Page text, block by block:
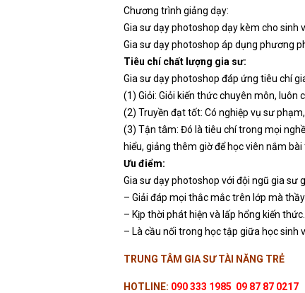
Chương trình giảng dạy:
Gia sư dạy photoshop dạy kèm cho sinh
Gia sư dạy photoshop áp dụng phương
Tiêu chí chất lượng gia sư:
Gia sư dạy photoshop đáp ứng tiêu chí
(1) Giỏi: Giỏi kiến thức chuyên môn,
(2) Truyền đạt tốt: Có nghiệp vụ sư
(3) Tận tâm: Đó là tiêu chí trong mọi
hiểu, giảng thêm giờ để học viên nắm bài
Ưu điểm:
Gia sư dạy photoshop với đội ngũ gia sư
– Giải đáp mọi thắc mắc trên lớp mà
– Kịp thời phát hiện và lấp hổng kiến thức.
– Là cầu nối trong học tập giữa học sinh
TRUNG TÂM GIA SƯ TÀI NĂNG TRẺ
HOTLINE: 090 333 1985 09 87 87 0217